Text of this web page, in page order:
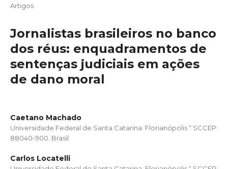
Artigos
Jornalistas brasileiros no banco
dos réus: enquadramentos de
sentenças judiciais em ações
de dano moral
Caetano Machado
Universidade Federal de Santa Catarina. Florianópolis “ SCCEP:
88040-900. Brasil
Carlos Locatelli